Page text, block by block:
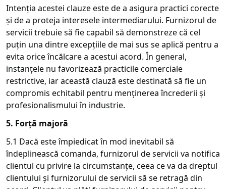
Intenția acestei clauze este de a asigura practici corecte
și de a proteja interesele intermediarului. Furnizorul de
servicii trebuie să fie capabil să demonstreze că cel
puțin una dintre excepțiile de mai sus se aplică pentru a
evita orice încălcare a acestui acord. În general,
instanțele nu favorizează practicile comerciale
restrictive, iar această clauză este destinată să fie un
compromis echitabil pentru menținerea încrederii și
profesionalismului în industrie.
5. Forță majoră
5.1 Dacă este împiedicat în mod inevitabil să
îndeplinească comanda, furnizorul de servicii va notifica
clientul cu privire la circumstanțe, ceea ce va da dreptul
clientului și furnizorului de servicii să se retragă din